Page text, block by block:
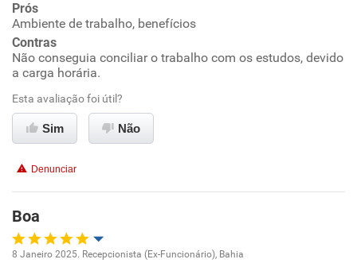
Ambiente de trabalho
Conciliação com a vida familiar
Benefícios
Recomenda esta empresa
Prós
Ambiente de trabalho, benefícios
Contras
Não conseguia conciliar o trabalho com os estudos, devido
a carga horária.
Esta avaliação foi útil?
Sim Não
Denunciar
Boa
8 Janeiro 2025. Recepcionista (Ex-Funcionário), Bahia